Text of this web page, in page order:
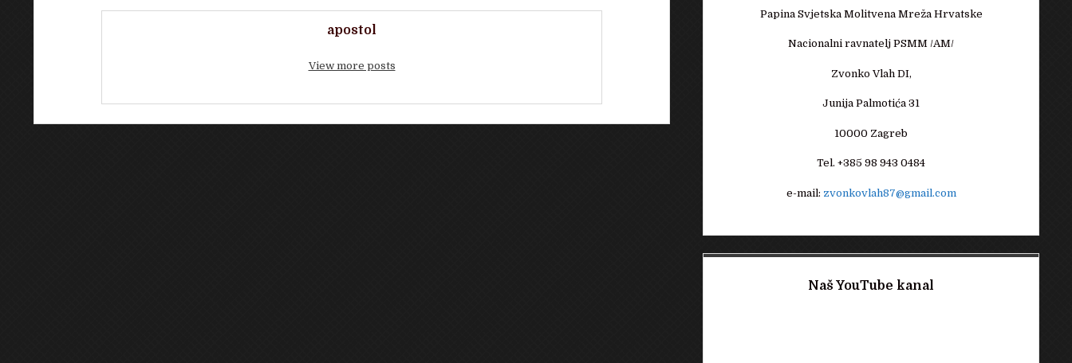
apostol
View more posts
Papina Svjetska Molitvena Mreža Hrvatske
Nacionalni ravnatelj PSMM /AM/
Zvonko Vlah DI,
Junija Palmotića 31
10000 Zagreb
Tel. +385 98 943 0484
e-mail: zvonkovlah87@gmail.com
Naš YouTube kanal